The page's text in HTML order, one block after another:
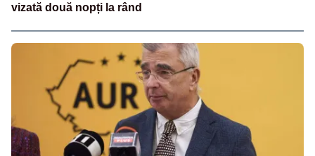
vizată două nopți la rând